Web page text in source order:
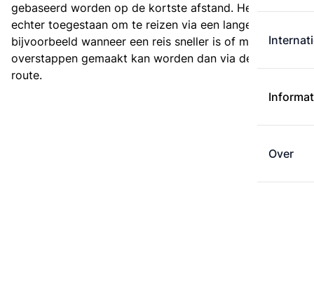
Over
gebaseerd worden op de kortste afstand. Het is
echter toegestaan om te reizen via een langere route,
bijvoorbeeld wanneer een reis sneller is of met minder
overstappen gemaakt kan worden dan via de kortste
route.